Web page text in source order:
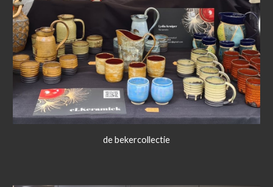
de bekercollectie